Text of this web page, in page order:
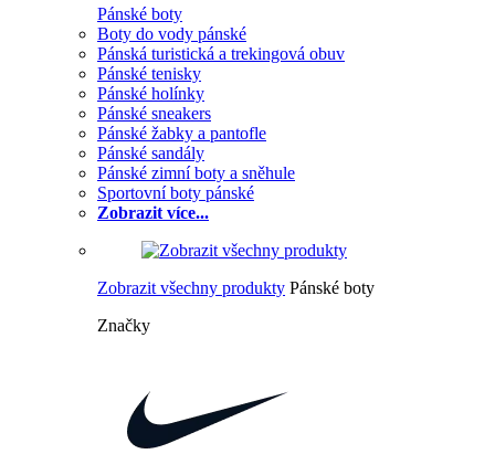
Pánské boty
Boty do vody pánské
Pánská turistická a trekingová obuv
Pánské tenisky
Pánské holínky
Pánské sneakers
Pánské žabky a pantofle
Pánské sandály
Pánské zimní boty a sněhule
Sportovní boty pánské
Zobrazit více...
Zobrazit všechny produkty Pánské boty
Značky